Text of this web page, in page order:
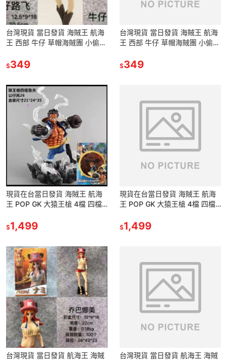
台灣現貨 當日發貨 海賊王 航海
王 西部 牛仔 草帽海賊團 小偷貓
卓洛 公仔 景品
$349
台灣現貨 當日發貨 海賊王 航海
王 西部 牛仔 草帽海賊團 小偷貓
卓洛 公仔 景品
$349
現貨在台當日發貨 海賊王 航海
王 POP GK 大猿王槍 4檔 四檔
景品 模型 雕像
$1,499
現貨在台當日發貨 海賊王 航海
王 POP GK 大猿王槍 4檔 四檔
景品 模型 雕像
$1,499
台灣現貨 當日發貨 航海王 海賊
台灣現貨 當日發貨 航海王 海賊